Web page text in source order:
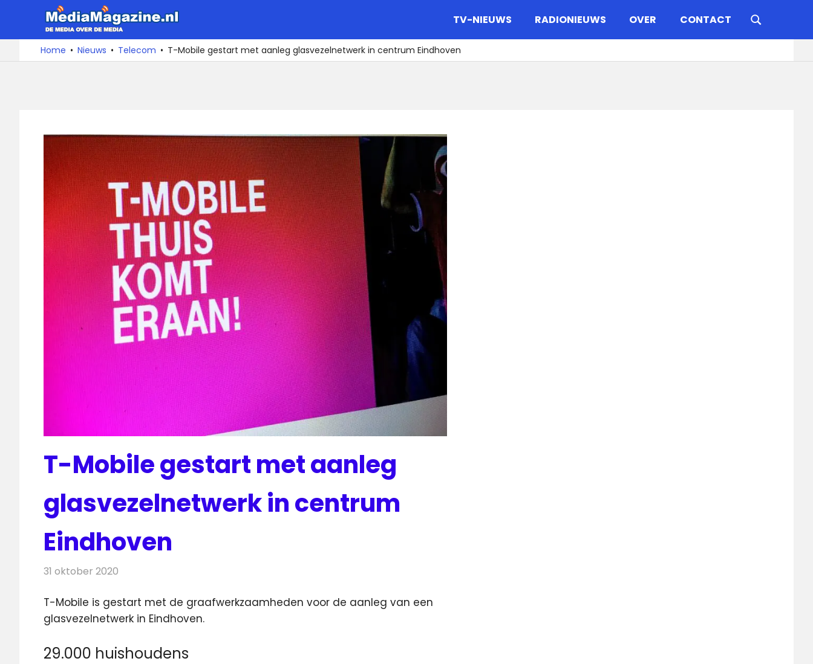
de
De
media
over
TV-NIEUWS RADIONIEUWS OVER CONTACT
Home Nieuws Telecom T-Mobile gestart met aanleg glasvezelnetwerk in centrum Eindhoven
T-Mobile gestart met aanleg
glasvezelnetwerk in centrum
Eindhoven
31 oktober 2020
T-Mobile is gestart met de graafwerkzaamheden voor de aanleg van een
glasvezelnetwerk in Eindhoven.
29.000 huishoudens